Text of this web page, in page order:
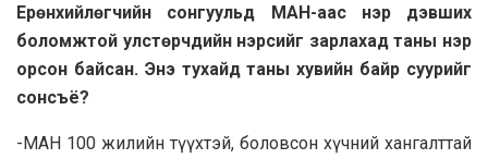
Ерөнхийлөгчийн сонгуульд МАН-аас нэр дэвших
боломжтой улстөрчдийн нэрсийг зарлахад таны нэр
орсон байсан. Энэ тухайд таны хувийн байр суурийг
сонсъё?
-МАН 100 жилийн түүхтэй, боловсон хүчний хангалттай